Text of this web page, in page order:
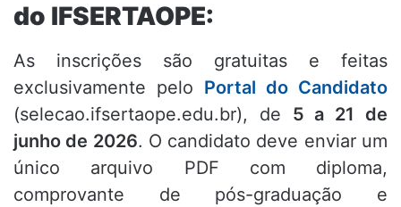
do IFSERTAOPE:
As inscrições são gratuitas e feitas
exclusivamente pelo Portal do Candidato
(selecao.ifsertaope.edu.br), de 5 a 21 de
junho de 2026. O candidato deve enviar um
único arquivo PDF com diploma,
comprovante de pós-graduação e